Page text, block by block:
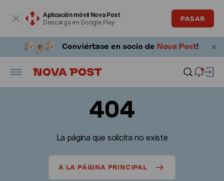
Aplicación móvil Nova Post
Descarga en Google Play
PASAR
404
La página que solicita no existe
A LA PÁGINA PRINCIPAL